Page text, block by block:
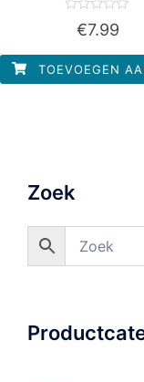
Waardering
5
€7.99
TOEVOEGEN
Zoek